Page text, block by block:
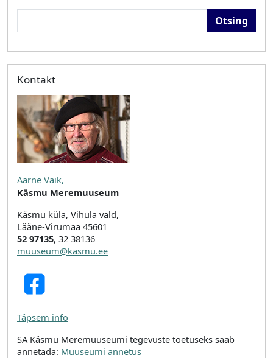
Kontakt
Aarne Vaik,
Käsmu Meremuuseum
Käsmu küla, Vihula vald,
Lääne-Virumaa 45601
52 97135, 32 38136
muuseum@kasmu.ee
Täpsem info
SA Käsmu Meremuuseumi tegevuste toetuseks saab
annetada: Muuseumi annetus